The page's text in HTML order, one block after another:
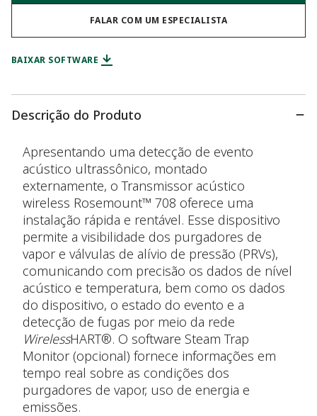
FALAR COM UM ESPECIALISTA
BAIXAR SOFTWARE
Descrição do Produto
Apresentando uma detecção de evento
acústico ultrassônico, montado
externamente, o Transmissor acústico
wireless Rosemount™ 708 oferece uma
instalação rápida e rentável. Esse dispositivo
permite a visibilidade dos purgadores de
vapor e válvulas de alívio de pressão (PRVs),
comunicando com precisão os dados de nível
acústico e temperatura, bem como os dados
do dispositivo, o estado do evento e a
detecção de fugas por meio da rede
WirelessHART®. O software Steam Trap
Monitor (opcional) fornece informações em
tempo real sobre as condições dos
purgadores de vapor, uso de energia e
emissões.